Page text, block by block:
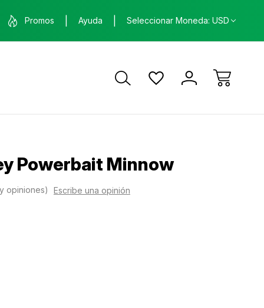
física en Santa Ana, Costa Rica
Promos Ayuda Seleccionar Moneda: USD
Powerbait Minnow
opiniones) Escribe una opinión